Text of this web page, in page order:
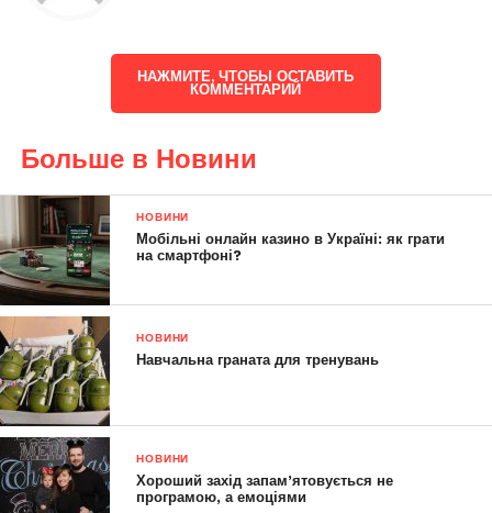
НАЖМИТЕ, ЧТОБЫ ОСТАВИТЬ
КОММЕНТАРИЙ
Больше в Новини
НОВИНИ
Мобільні онлайн казино в Україні: як грати
на смартфоні?
НОВИНИ
Навчальна граната для тренувань
НОВИНИ
Хороший захід запам’ятовується не
програмою, а емоціями